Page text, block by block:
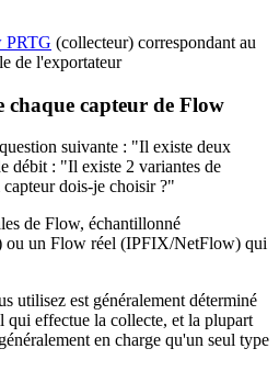
PRTG (collecteur) correspondant au
de l'exportateur
chaque capteur de Flow
suivante : "Il existe deux
débit : "Il existe 2 variantes de
dois-je choisir ?"
de Flow, échantillonné
ou un Flow réel (IPFIX/NetFlow) qui
utilisez est généralement déterminé
qui effectue la collecte, et la plupart
en charge qu'un seul type